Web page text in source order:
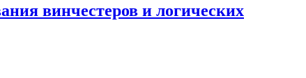
винчестеров и логических